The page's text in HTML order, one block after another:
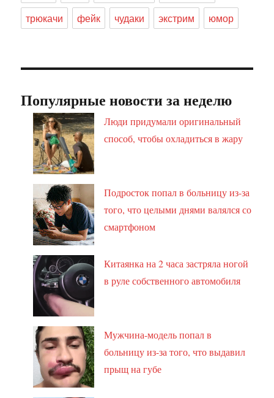
трюкачи
фейк чудаки экстрим юмор
Популярные новости за неделю
Люди придумали оригинальный
способ, чтобы охладиться в жару
Подросток попал в больницу из-за
того, что целыми днями валялся со
смартфоном
Китаянка на 2 часа застряла ногой
в руле собственного автомобиля
Мужчина-модель попал в
больницу из-за того, что выдавил
прыщ на губе